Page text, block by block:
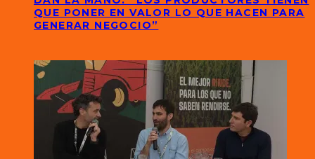
QUE PONER EN VALOR LO QUE HACEN PARA
GENERAR NEGOCIO”